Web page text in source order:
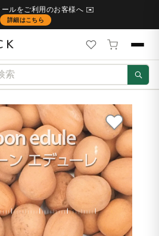
ールをご利用のお客様へ ✉️
詳細はこちら